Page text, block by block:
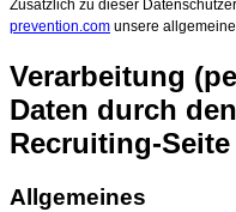
Zusätzlich zu dieser
prevention.com unsere
Verarbeitung
Daten durch
Recruiting-Seite
Allgemeines